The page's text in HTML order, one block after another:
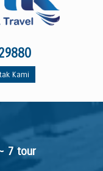
Kami
7 tour